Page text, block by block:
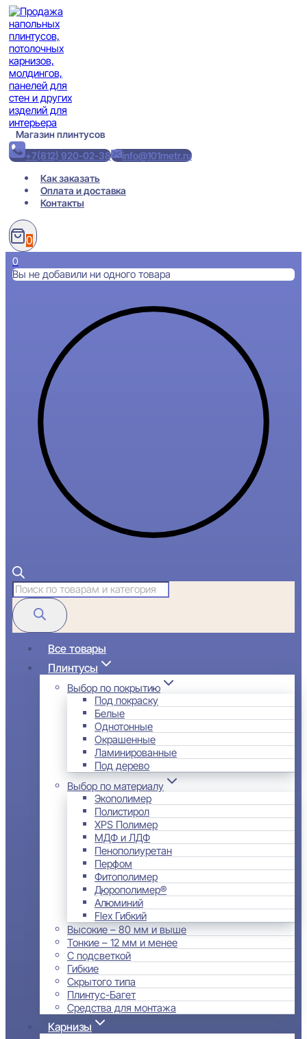
Перейти
к
содержимому
Магазин плинтусов
+7(812) 920-02-38
info@101metr.ru
Как заказать
Оплата и доставка
Контакты
0
0
Вы не добавили ни одного товара
Поиск
товаров
Все товары
Плинтусы
Выбор по покрытию
Под покраску
Белые
Однотонные
Окрашенные
Ламинированные
Под дерево
Выбор по материалу
Экополимер
Полистирол
XPS Полимер
МДФ и ЛДФ
Пенополиуретан
Перфом
Фитополимер
Дюрополимер®
Алюминий
Flex Гибкий
Высокие – 80 мм и выше
Тонкие – 12 мм и менее
С подсветкой
Гибкие
Скрытого типа
Плинтус-Багет
Средства для монтажа
Карнизы